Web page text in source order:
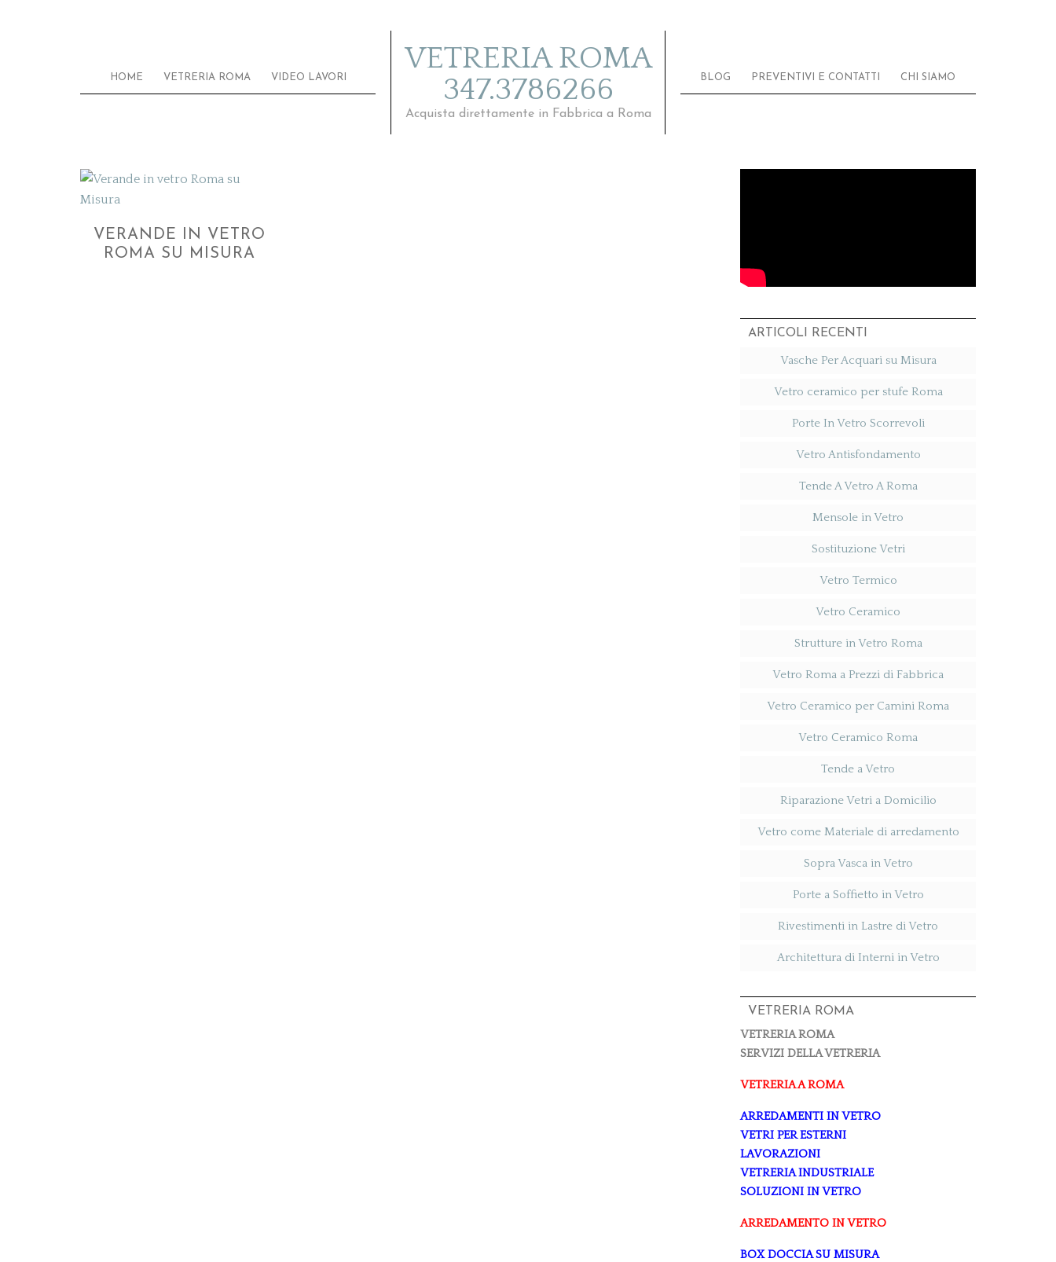
VETRERIA ROMA
347.3786266
Acquista direttamente in Fabbrica a Roma
HOME VETRERIA ROMA VIDEO LAVORI BLOG PREVENTIVI E CONTATTI CHI SIAMO
VERANDE IN VETRO
ROMA SU MISURA
ARTICOLI RECENTI
Vasche Per Acquari su Misura
Vetro ceramico per stufe Roma
Porte In Vetro Scorrevoli
Vetro Antisfondamento
Tende A Vetro A Roma
Mensole in Vetro
Sostituzione Vetri
Vetro Termico
Vetro Ceramico
Strutture in Vetro Roma
Vetro Roma a Prezzi di Fabbrica
Vetro Ceramico per Camini Roma
Vetro Ceramico Roma
Tende a Vetro
Riparazione Vetri a Domicilio
Vetro come Materiale di arredamento
Sopra Vasca in Vetro
Porte a Soffietto in Vetro
Rivestimenti in Lastre di Vetro
Architettura di Interni in Vetro
VETRERIA ROMA
VETRERIA ROMA
SERVIZI DELLA VETRERIA
VETRERIA A ROMA
ARREDAMENTI IN VETRO
VETRI PER ESTERNI
LAVORAZIONI
VETRERIA INDUSTRIALE
SOLUZIONI IN VETRO
ARREDAMENTO IN VETRO
BOX DOCCIA SU MISURA